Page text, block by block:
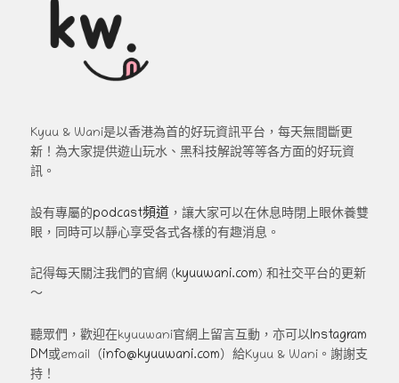
Kyuu & Wani是以香港為首的好玩資訊平台，每天無間斷更
新！為大家提供遊山玩水、黑科技解說等等各方面的好玩資
訊。
設有專屬的podcast頻道 ，讓大家可以在休息時閉上眼休養雙
眼，同時可以靜心享受各式各樣的有趣消息。
記得每天關注我們的官網 (kyuuwani.com) 和社交平台的更新
～
聽眾們，歡迎在kyuuwani官網上留言互動，亦可以Instagram
DM或email（info@kyuuwani.com）給Kyuu & Wani。謝謝支
持！